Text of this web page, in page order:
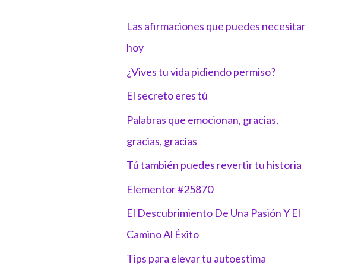
p
o
r
:
Las afirmaciones que puedes necesitar
hoy
¿Vives tu vida pidiendo permiso?
El secreto eres tú
Palabras que emocionan, gracias,
gracias, gracias
Tú también puedes revertir tu historia
Elementor #25870
El Descubrimiento De Una Pasión Y El
Camino Al Éxito
Tips para elevar tu autoestima